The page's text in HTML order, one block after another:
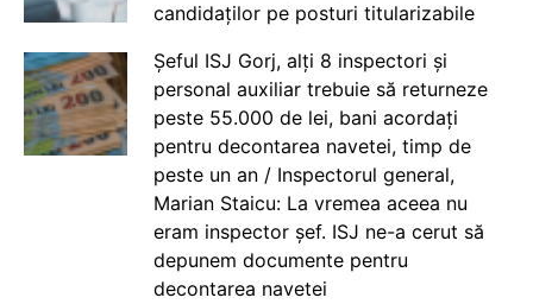
candidaților pe posturi titularizabile
Șeful ISJ Gorj, alți 8 inspectori și
personal auxiliar trebuie să returneze
peste 55.000 de lei, bani acordați
pentru decontarea navetei, timp de
peste un an / Inspectorul general,
Marian Staicu: La vremea aceea nu
eram inspector șef. ISJ ne-a cerut să
depunem documente pentru
decontarea navetei